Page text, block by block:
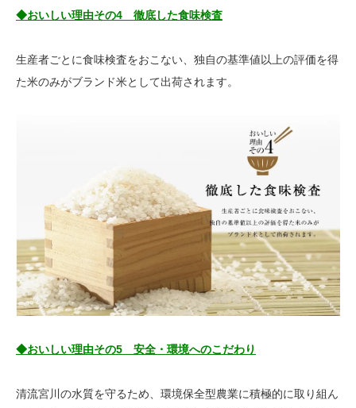
◆おいしい理由その4 徹底した食味検査
生産者ごとに食味検査をおこない、独自の基準値以上の評価を得
た米のみがブランド米として出荷されます。
◆おいしい理由その5 安全・環境へのこだわり
清流宮川の水質を守るため、環境保全型農業に積極的に取り組ん